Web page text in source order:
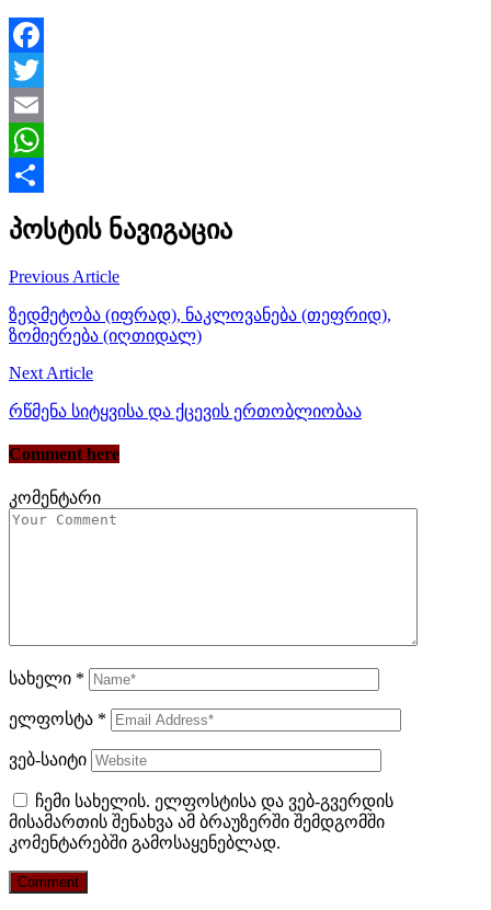
Facebook
Twitter
Email
WhatsApp
პოსტის ნავიგაცია
Previous Article
ზედმეტობა (იფრად), ნაკლოვანება (თეფრიდ),
ზომიერება (იღთიდალ)
Next Article
რწმენა სიტყვისა და ქცევის ერთობლიობაა
Comment here
კომენტარი
სახელი *
ელფოსტა *
ვებ-საიტი
ჩემი სახელის. ელფოსტისა და ვებ-გვერდის
მისამართის შენახვა ამ ბრაუზერში შემდგომში
კომენტარებში გამოსაყენებლად.